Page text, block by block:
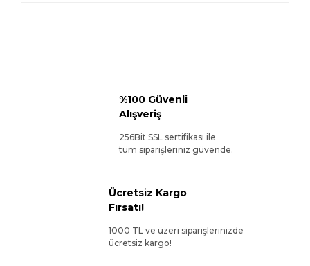
%100 Güvenli
Alışveriş
256Bit SSL sertifikası ile
tüm siparişleriniz güvende.
Ücretsiz Kargo
Fırsatı!
1000 TL ve üzeri siparişlerinizde
ücretsiz kargo!